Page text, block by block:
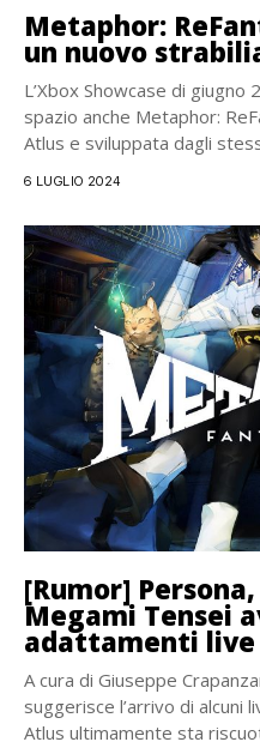
Metaphor:
un nuovo
L’Xbox Showcase di
spazio anche Metaphor:
Atlus e sviluppata dagli
6 LUGLIO 2024
[Rumor]
Megami Tensei
adattamenti
A cura di Giuseppe
suggerisce l’arrivo di alcuni
Atlus ultimamente sta